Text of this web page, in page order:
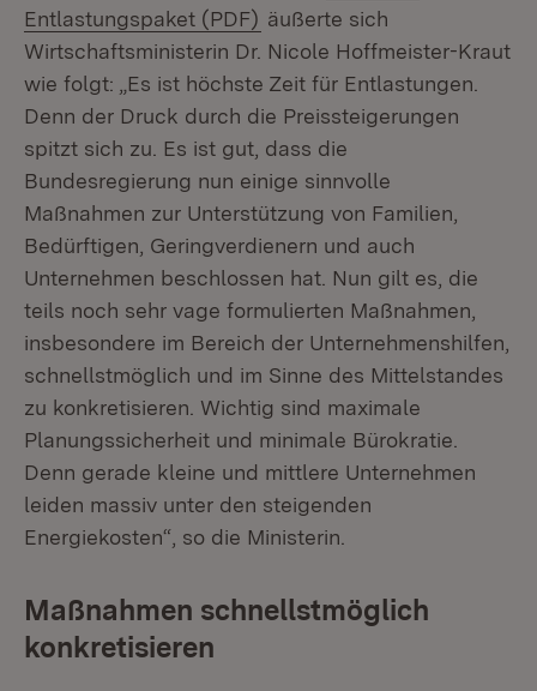
Entlastungspaket (PDF) (Öffnet in neuem Fenster)
äußerte sich
Wirtschaftsministerin Dr. Nicole Hoffmeister-Kraut
wie folgt: „Es ist höchste Zeit für Entlastungen.
Denn der Druck durch die Preissteigerungen
spitzt sich zu. Es ist gut, dass die
Bundesregierung nun einige sinnvolle
Maßnahmen zur Unterstützung von Familien,
Bedürftigen, Geringverdienern und auch
Unternehmen beschlossen hat. Nun gilt es, die
teils noch sehr vage formulierten Maßnahmen,
insbesondere im Bereich der Unternehmenshilfen,
schnellstmöglich und im Sinne des Mittelstandes
zu konkretisieren. Wichtig sind maximale
Planungssicherheit und minimale Bürokratie.
Denn gerade kleine und mittlere Unternehmen
leiden massiv unter den steigenden
Energiekosten“, so die Ministerin.
Maßnahmen schnellstmöglich
konkretisieren